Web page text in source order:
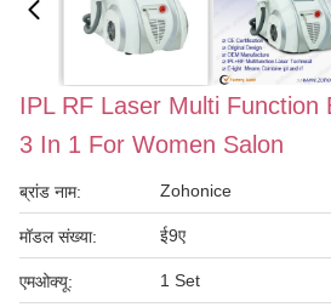
IPL RF Laser Multi Function
3 In 1 For Women Salon
ब्रांड नाम: Zohonice
मॉडल संख्या: ई9ए
एमओक्यू: 1 Set